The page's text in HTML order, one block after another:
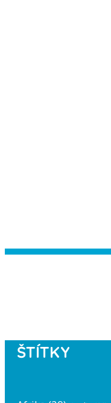
ŠTÍTKY